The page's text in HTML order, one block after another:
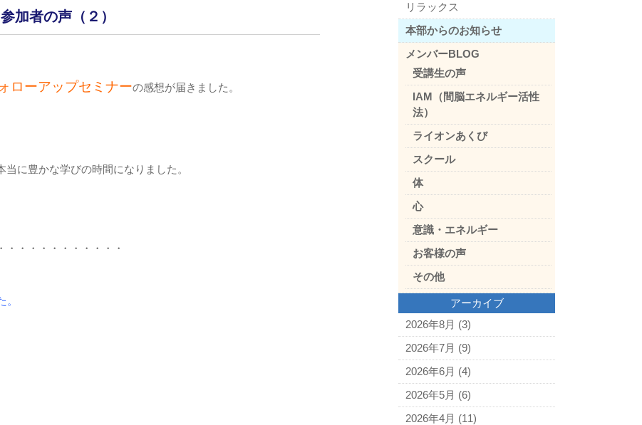
加者の声（２）
ローアップセミナーの感想が届きました。
に豊かな学びの時間になりました。
・・・・・・・・・・・
リラックス
本部からのお知らせ
メンバーBLOG
受講生の声
IAM（間脳エネルギー活性
法）
ライオンあくび
スクール
体
心
意識・エネルギー
お客様の声
その他
アーカイブ
2026年8月 (3)
2026年7月 (9)
2026年6月 (4)
2026年5月 (6)
2026年4月 (11)